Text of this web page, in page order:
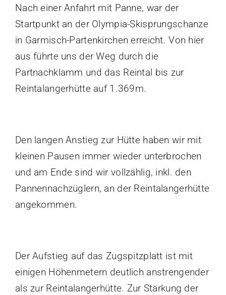
Vereinsführung
Sportgaststätte TG Offenau
Termine
Fotos / Videos
100 Jahre TGO
Ehrungen
Geschichte
Kontakt
Laufstrecken
Trikot-Online-Shop
Impressum
Nach einer Anfahrt mit Panne, war der
Startpunkt an der Olympia-Skisprungschanze
in Garmisch-Partenkirchen erreicht. Von hier
aus führte uns der Weg durch die
Partnachklamm und das Reintal bis zur
Reintalangerhütte auf 1.369m.
Den langen Anstieg zur Hütte haben wir mit
kleinen Pausen immer wieder unterbrochen
und am Ende sind wir vollzählig, inkl. den
Pannennachzüglern, an der Reintalangerhütte
angekommen.
Der Aufstieg auf das Zugspitzplatt ist mit
einigen Höhenmetern deutlich anstrengender
als zur Reintalangerhütte. Zur Stärkung der